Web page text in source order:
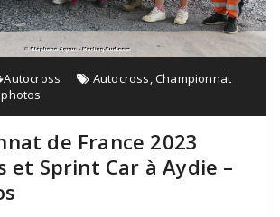
Autocross Autocross,Championnat
photos
de France 2023
et Sprint Car à Aydie –